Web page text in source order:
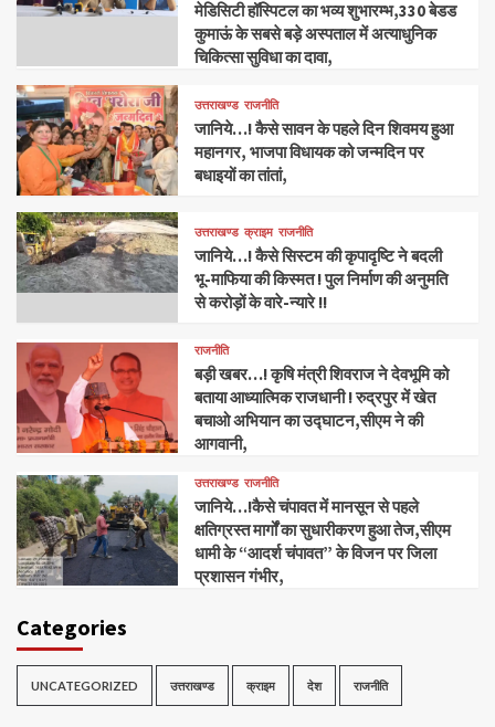
मेडिसिटी हॉस्पिटल का भव्य शुभारम्भ,330 बेडड
कुमाऊं के सबसे बड़े अस्पताल में अत्याधुनिक
चिकित्सा सुविधा का दावा,
उत्तराखण्ड राजनीति
जानिये…! कैसे सावन के पहले दिन शिवमय हुआ
महानगर, भाजपा विधायक को जन्मदिन पर
बधाइयों का तांतां,
उत्तराखण्ड क्राइम राजनीति
जानिये…! कैसे सिस्टम की कृपादृष्टि ने बदली
भू-माफिया की किस्मत ! पुल निर्माण की अनुमति
से करोड़ों के वारे-न्यारे !!
राजनीति
बड़ी खबर…! कृषि मंत्री शिवराज ने देवभूमि को
बताया आध्यात्मिक राजधानी ! रुद्रपुर में खेत
बचाओ अभियान का उद्घाटन,सीएम ने की
आगवानी,
उत्तराखण्ड राजनीति
जानिये…!कैसे चंपावत में मानसून से पहले
क्षतिग्रस्त मार्गों का सुधारीकरण हुआ तेज,सीएम
धामी के “आदर्श चंपावत” के विजन पर जिला
प्रशासन गंभीर,
Categories
UNCATEGORIZED उत्तराखण्ड क्राइम देश राजनीति